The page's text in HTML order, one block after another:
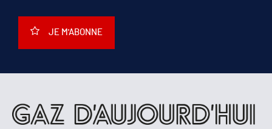
JE M'ABONNE